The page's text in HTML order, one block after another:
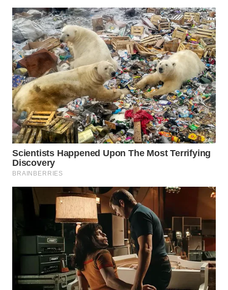
WN
TEBING
TINGGI
WN
PAKPAK
WN
KARAWANG
WN
BEKASI
BOGOR
WN
TAPANULI
UTARA